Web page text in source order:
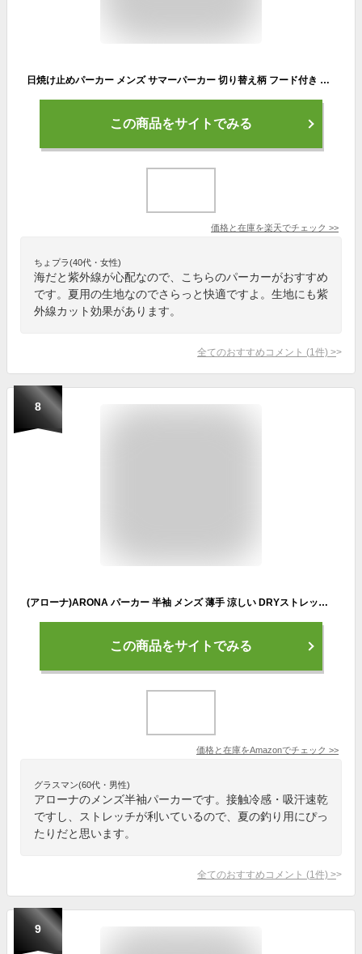
日焼け止めパーカー メンズ サマーパーカー 切り替え柄 フード付き UVカットパーカー ラッシュガード マウンテンパーカー 男性 ジップアップパーカー サマージャケット UPF50+ 日焼け止め服 防晒 紫外線対策 薄手 アウトドア 運動 登山 釣り 夏季アウター
この商品をサイトでみる
価格と在庫を楽天でチェック >>
ちょプラ(40代・女性)
海だと紫外線が心配なので、こちらのパーカーがおすすめ
です。夏用の生地なのでさらっと快適ですよ。生地にも紫
外線カット効果があります。
全てのおすすめコメント (1 件) >
8
(アローナ)ARONA パーカー 半袖 メンズ 薄手 涼しい DRYストレッチ 接触冷感 吸汗速乾 ジップパーカー/Y カチオンネイビー 3L
この商品をサイトでみる
価格と在庫をAmazonでチェック >>
グラスマン(60代・男性)
アローナのメンズ半袖パーカーです。接触冷感・吸汗速乾
ですし、ストレッチが利いているので、夏の釣り用にぴっ
たりだと思います。
全てのおすすめコメント (1 件) >
9